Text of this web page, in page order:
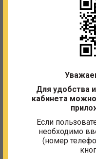
Для удобства
кабинета
Если
необходимо
(номер